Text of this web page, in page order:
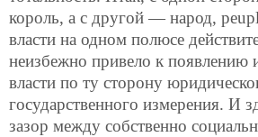
король, а с другой — народ,
власти на одном полюсе
неизбежно привело к появлению
власти по ту сторону
государственного измерения. И
зазор между собственно